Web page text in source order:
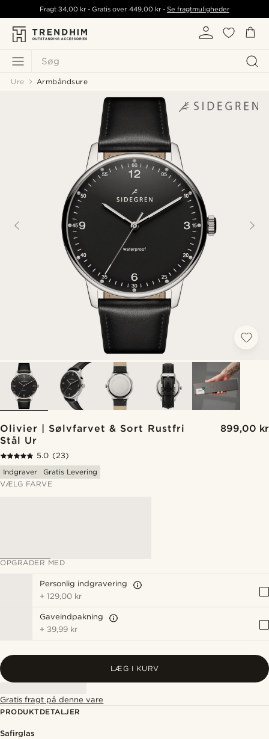
Søg
Fragt34,00 kr - Gratis over 449,00 kr- Se fragtmuligheder
Ure Armbåndsure
Olivier | Sølvfarvet & Sort Rustfri
Stål Ur
899,00 kr
5.0 (23)
Indgraver
Gratis Levering
VÆLG FARVE
OPGRADER MED
Personlig indgravering
+129,00 kr
Gaveindpakning
+ 39,99 kr
LÆG I KURV
Gratis fragt på denne vare
PRODUKTDETALJER
Safirglas